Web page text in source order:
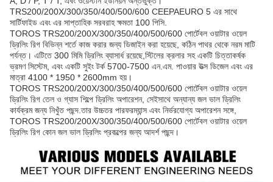
TRS200/200X/300/350/400/500/600 CEEPAEURO 5 এর সাথে
সার্টিফাইড এবং এর সাপ্তাহিক সরবরাহ ক্ষমতা 100 পিসি.
TOROS TRS200/200X/300/350/400/500/600 পোর্টেবল ওয়াটার ওয়েল
ড্রিলিং রিগ বিভিন্ন শর্তে কাজ করার জন্য ডিজাইন করা হয়েছে, কঠিন পাথর থেকে নরম মাটি
পর্যন্ত। এটিতে 300 মিমি ড্রিলিং ব্যাসার্ধ রয়েছে,স্টিলের ক্রলার সহ একটি চিত্তাকর্ষক
ভ্রমণ সিস্টেম, এবং একটি সুইং টর্ক 5700-7500 এন.এম. পাওয়ার উত্স ডিজেল এবং এর
মাত্রা 4100 * 1950 * 2600mm হয়।
TOROS TRS200/200X/300/350/400/500/600 পোর্টেবল ওয়াটার ওয়েল
ড্রিলিং রিগ তেল ও গ্যাস শিল্পে ড্রিলিং অপারেশন, সেইসাথে অন্যান্য জল ভাল ড্রিলিং
কার্যক্রম জন্য নিখুঁত পছন্দ.তার উচ্চতর পারফরম্যান্স এবং নির্ভরযোগ্য অপারেশন সঙ্গে,
TOROS TRS200/200X/300/350/400/500/600 পোর্টেবল ওয়াটার ওয়েল
ড্রিলিং রিগ কোন জল ভাল ড্রিলিং প্রকল্পের জন্য আদর্শ পছন্দ।